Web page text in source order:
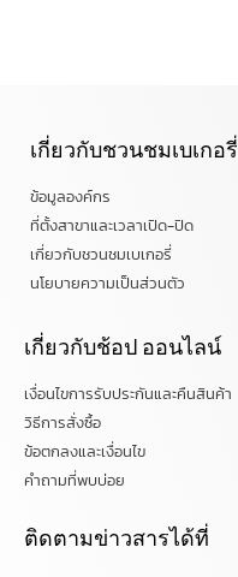
เกี่ยวกับชวนชมเบเกอรี่
ข้อมูลองค์กร
ที่ตั้งสาขาและเวลาเปิด-ปิด
เกี่ยวกับชวนชมเบเกอรี่
นโยบายความเป็นส่วนตัว
เกี่ยวกับช้อป ออนไลน์
เงื่อนไขการรับประกันและคืนสินค้า
วิธีการสั่งซื้อ
ข้อตกลงและเงื่อนไข
คำถามที่พบบ่อย
ติดตามข่าวสารได้ที่